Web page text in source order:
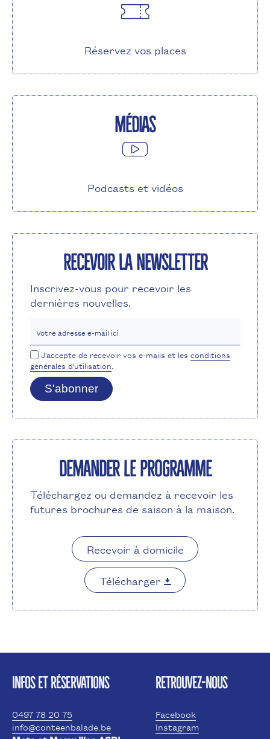
Réservez vos places
Médias
Podcasts et vidéos
Recevoir la newsletter
Inscrivez-vous pour recevoir les
dernières nouvelles.
Votre adresse e-mail ici
J'accepte de recevoir vos e-mails et les conditions
générales d'utilisation
S'abonner
Demander le programme
Téléchargez ou demandez à recevoir les
futures brochures de saison à la maison.
Recevoir à domicile
Télécharger
INFOS ET RÉSERVATIONS
0497 78 20 75
info@conteenbalade.be
RETROUVEZ-NOUS
Facebook
Instagram